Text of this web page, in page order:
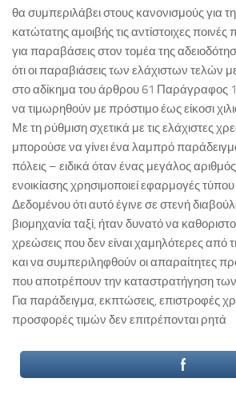
θα συμπεριλάβει στους κανονισμούς για
κατώτατης αμοιβής τις αντίστοιχες
για παραβάσεις στον τομέα της
ότι οι παραβιάσεις των ελάχιστων τελών
στο αδίκημα του άρθρου 61 Παράγραφος
να τιμωρηθούν με πρόστιμο έως είκοσι
Με τη ρύθμιση σχετικά με τις ελάχιστες
μπορούσε να γίνει ένα λαμπρό
πόλεις – ειδικά όταν ένας μεγάλος
ενοικίασης χρησιμοποιεί εφαρμογές
Δεδομένου ότι αυτό έγινε σε στενή
βιομηχανία ταξί, ήταν δυνατό να
χρεώσεις που δεν είναι χαμηλότερες από
και να συμπεριληφθούν οι απαραίτητες
που αποτρέπουν την καταστρατήγηση
Για παράδειγμα, εκπτώσεις, επιστροφές
προσφορές τιμών δεν επιτρέπονται ρητά